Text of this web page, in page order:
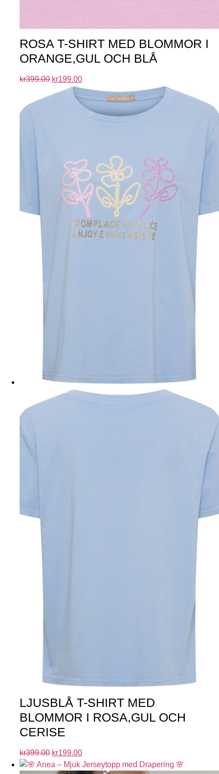
ROSA T-SHIRT MED BLOMMOR I
ORANGE,GUL OCH BLÅ
kr399.00 kr199.00
LJUSBLÅ T-SHIRT MED
BLOMMOR I ROSA,GUL OCH
CERISE
kr399.00 kr199.00